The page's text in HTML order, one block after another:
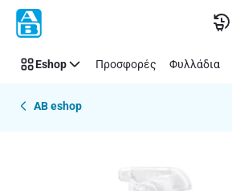
Παράλειψη
Eshop Προσφορές Φυλλάδια
AB eshop